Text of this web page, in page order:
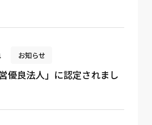
お知らせ
優良法人」に認定されまし